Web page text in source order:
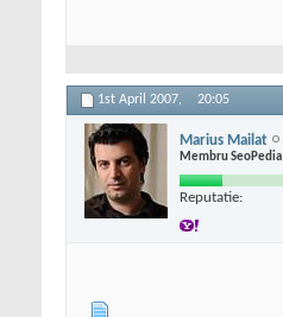
1st April 2007, 20:05
Marius Mailat
Membru SeoPedia
Reputatie: